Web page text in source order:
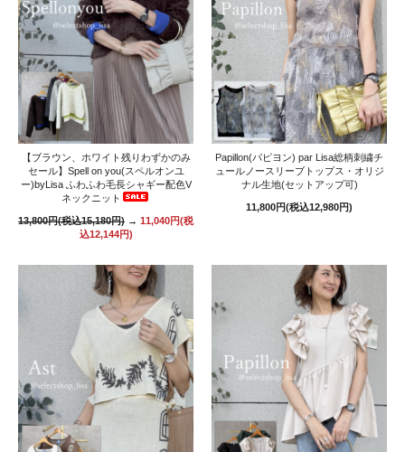
【ブラウン、ホワイト残りわずかのみ
セール】Spell on you(スペルオンユ
ー)byLisa ふわふわ毛長シャギー配色V
ネックニット
13,800円(税込15,180円) → 11,040円(税
込12,144円)
Papillon(パピヨン) par Lisa総柄刺繍チ
ュールノースリーブトップス・オリジ
ナル生地(セットアップ可)
11,800円(税込12,980円)